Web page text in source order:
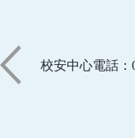
校安中心電話：